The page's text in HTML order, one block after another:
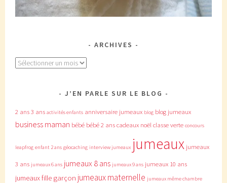
ARCHIVES
Archives
J’EN PARLE SUR LE BLOG
2 ans3 ans activités enfants anniversaire jumeaux blog blog jumeaux
business maman bébé bébé 2 anscadeaux noëlclasse verte concours
leapfrog enfant 2 ans géocaching interview jumeaux jumeaux jumeaux
3 ans jumeaux 6 ans jumeaux 8 ans jumeaux 9 ans jumeaux 10 ans
jumeaux fille garçon jumeaux maternelle jumeaux même chambre